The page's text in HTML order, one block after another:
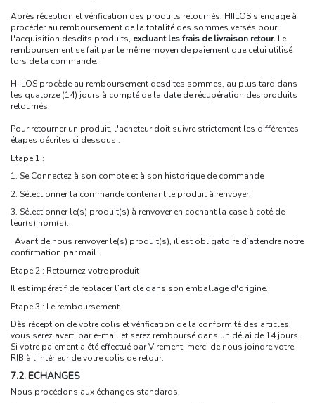
Après réception et vérification des produits retournés, HIILOS s'engage à
procéder au remboursement de la totalité des sommes versés pour
l'acquisition desdits produits, excluant les frais de livraison retour. Le
remboursement se fait par le même moyen de paiement que celui utilisé
lors de la commande.
HIILOS procède au remboursement desdites sommes, au plus tard dans
les quatorze (14) jours à compté de la date de récupération des produits
retournés.
Pour retourner un produit, l'acheteur doit suivre strictement les différentes
étapes décrites ci dessous :
Etape 1 :
1. Se Connectez à son compte et à son historique de commande
2. Sélectionner la commande contenant le produit à renvoyer.
3. Sélectionner le(s) produit(s) à renvoyer en cochant la case à coté de
leur(s) nom(s).
Avant de nous renvoyer le(s) produit(s), il est obligatoire d’attendre notre
confirmation par mail.
Etape 2 : Retournez votre produit
Il est impératif de replacer l’article dans son emballage d'origine.
Etape 3 : Le remboursement
Dès réception de votre colis et vérification de la conformité des articles,
vous serez averti par e-mail et serez remboursé dans un délai de 14 jours.
Si votre paiement a été effectué par Virement, merci de nous joindre votre
RIB à l'intérieur de votre colis de retour.
7.2. ECHANGES
Nous procédons aux échanges standards.